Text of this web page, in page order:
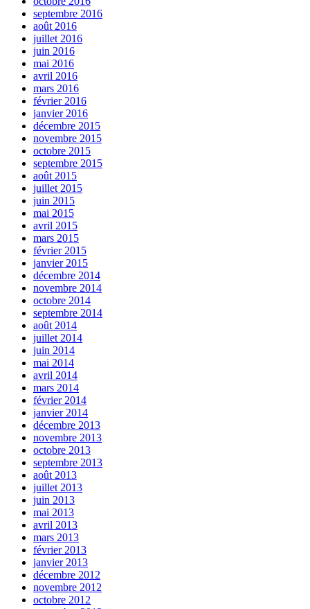
septembre 2016
août 2016
juillet 2016
juin 2016
mai 2016
avril 2016
mars 2016
février 2016
janvier 2016
décembre 2015
novembre 2015
octobre 2015
septembre 2015
août 2015
juillet 2015
juin 2015
mai 2015
avril 2015
mars 2015
février 2015
janvier 2015
décembre 2014
novembre 2014
octobre 2014
septembre 2014
août 2014
juillet 2014
juin 2014
mai 2014
avril 2014
mars 2014
février 2014
janvier 2014
décembre 2013
novembre 2013
octobre 2013
septembre 2013
août 2013
juillet 2013
juin 2013
mai 2013
avril 2013
mars 2013
février 2013
janvier 2013
décembre 2012
novembre 2012
octobre 2012